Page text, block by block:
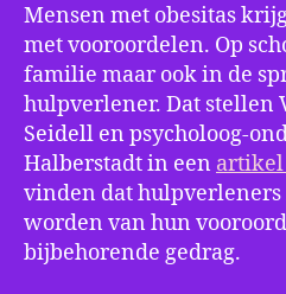
Mensen met obesitas
met vooroordelen. Op
familie maar ook in de
hulpverlener. Dat stellen
Seidell en psycholoog-
Halberstadt in een artikel
vinden dat hulpverleners
worden van hun
bijbehorende gedrag.